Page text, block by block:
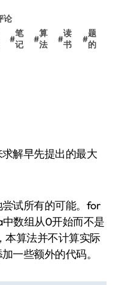
论
#
笔
记
#
算
法
#
读
书
#
题
的
解早先提出的最大
试所有的可能。for
数组从0开始而不是
本算法并不计算实际
一些额外的代码。